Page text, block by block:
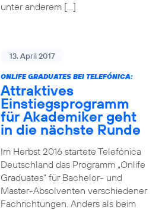
unter anderem […]
13. April 2017
ONLIFE GRADUATES BEI TELEFÓNICA:
Attraktives
Einstiegsprogramm
für Akademiker geht
in die nächste Runde
Im Herbst 2016 startete Telefónica
Deutschland das Programm „Onlife
Graduates“ für Bachelor- und
Master-Absolventen verschiedener
Fachrichtungen. Anders als beim